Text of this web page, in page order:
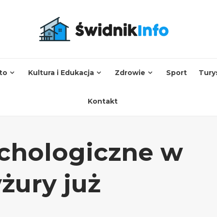
Kultura i Edukacja Zdrowie Sport
Kontakt
w
już